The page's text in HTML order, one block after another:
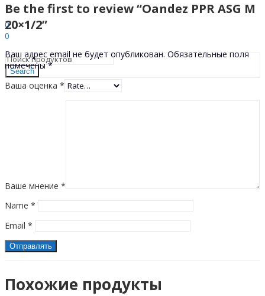
Hello,
Sign In
0
0
Search
Be the first to review “Oandez PPR ASG M
20×1/2”
Ваш адрес email не будет опубликован. Обязательные поля
помечены*
Ваша оценка *
Ваше мнение *
Name *
Email *
Похожие продукты